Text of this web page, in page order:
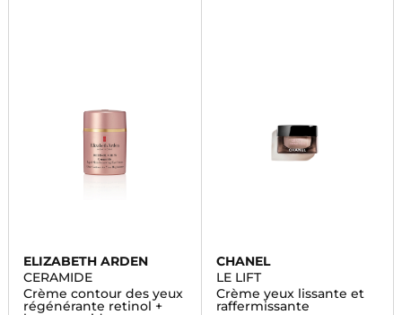
ELIZABETH ARDEN
CERAMIDE
Crème contour des yeux
régénérante retinol +
CHANEL
LE LIFT
Crème yeux lissante et
raffermissante